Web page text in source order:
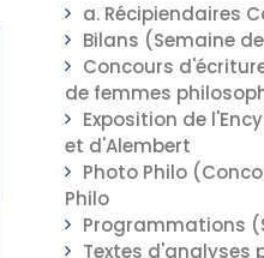
a. Récipiendaires
Bilans (Semaine
Concours
de femmes
Exposition de
et d'Alembert
Photo Philo
Philo
Programmations
Textes d'analyses